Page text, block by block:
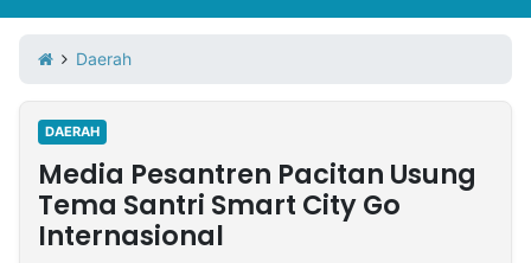
Iklan
Berita
Kami
Nasional
International
Olahraga
Entertainment
Daerah
Pariwisata
Kuliner
Kolom
Daerah
DAERAH
Media Pesantren Pacitan Usung
Tema Santri Smart City Go
Internasional